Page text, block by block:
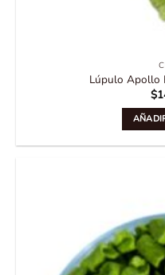
Lúpulo Apollo
$